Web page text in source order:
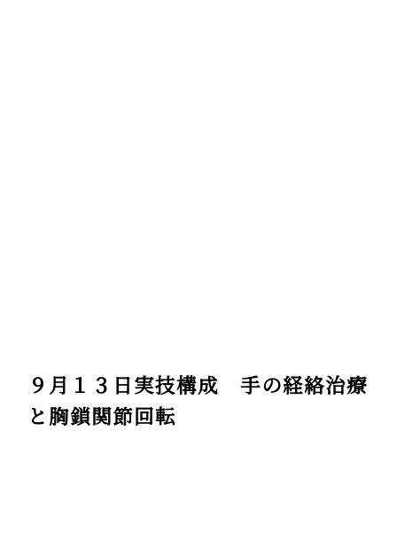
９月１３日実技構成 手の経絡治療
と胸鎖関節回転